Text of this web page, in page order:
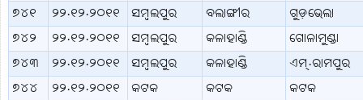
୭୪୧
୨୨.୧୨.୨୦୧୧ ସମ୍ବଲପୁର ବଲାଙ୍ଗୀର
ଗୁଡ଼ଭେଲା
୭୪୨
୨୨.୧୨.୨୦୧୧ ସମ୍ବଲପୁର କଳାହାଣ୍ଡି
ଗୋଳାମୁଣ୍ଡା
୭୪୩
୨୨.୧୨.୨୦୧୧ ସମ୍ବଲପୁର କଳାହାଣ୍ଡି
ଏମ୍.ରାମପୁର
୭୪୪
୨୨.୧୨.୨୦୧୧ କଟକ କଟକ
କଟକ